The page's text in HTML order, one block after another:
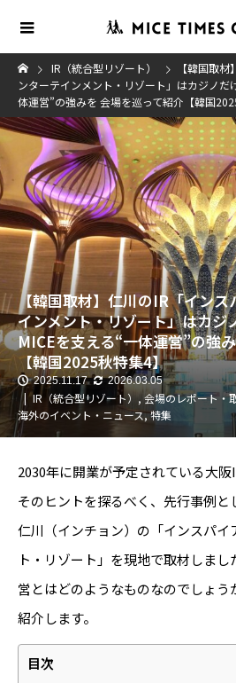
IR（統合型リゾート）
【韓国取
ンターテインメント・リゾート」はカジノだ
体運営”の強みを 会場を巡って紹介【韓国
【韓国取材】仁川のIR「インス
インメント・リゾート」はカジ
MICEを支える“一体運営”の強
【韓国2025秋特集4】
2025.11.17 2026.03.05
IR（統合型リゾート）, 会場のレポート・
海外のイベント・ニュース,特集
2030年に開業が予定されている大阪
そのヒントを探るべく、先行事例と
仁川（インチョン）の「インスパイ
ト・リゾート」を現地で取材しま
営とはどのようなものなのでしょ
紹介します。
目次